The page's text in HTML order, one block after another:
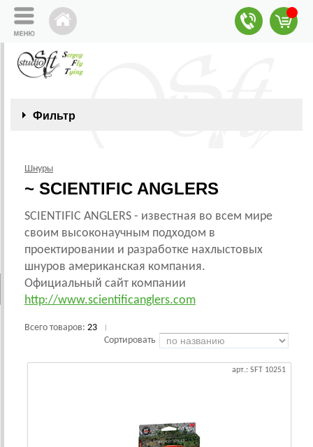
Фильтр
Шнуры
~ SCIENTIFIC ANGLERS
SCIENTIFIC ANGLERS - известная во всем мире
своим высоконаучным подходом в
проектировании и разработке нахлыстовых
шнуров американская компания.
Официальный сайт компании
http://www.scientificanglers.com
Всего товаров: 23
Сортировать
арт.: SFT 10251